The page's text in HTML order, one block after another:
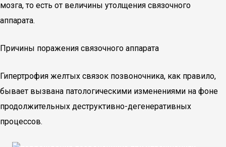
мозга, то есть от величины утолщения связочного
аппарата.
Причины поражения связочного аппарата
Гипертрофия желтых связок позвоночника, как правило,
бывает вызвана патологическими изменениями на фоне
продолжительных деструктивно-дегенеративных
процессов.